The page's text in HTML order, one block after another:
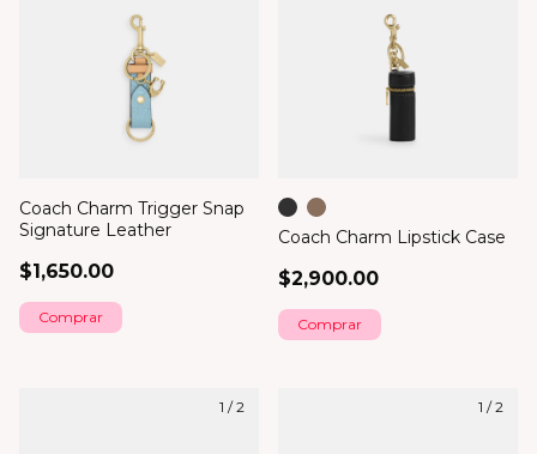
Coach Charm Trigger Snap
Signature Leather
$1,650.00
Coach Charm Lipstick Case
$2,900.00
Comprar
1 /2 1 /2